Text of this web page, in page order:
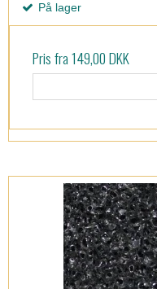
På lager
Pris fra149,00 DKK